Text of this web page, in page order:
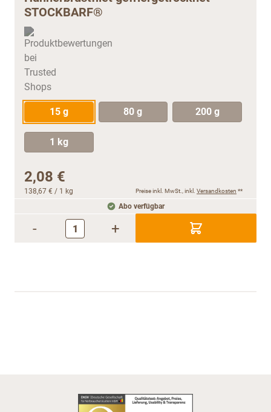
STOCKBARF®
15 g 80 g 200 g
1 kg
2,08 €
138,67 € / 1 kg Preise inkl. MwSt., inkl. Versandkosten **
Abo verfügbar
- +